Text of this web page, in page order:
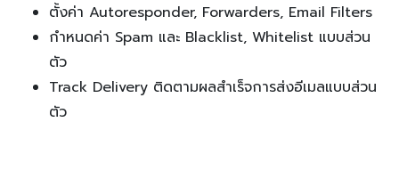
ตั้งค่า Autoresponder, Forwarders, Email Filters
กำหนดค่า Spam และ Blacklist, Whitelist แบบส่วน
ตัว
Track Delivery ติดตามผลสำเร็จการส่งอีเมลแบบส่วน
ตัว